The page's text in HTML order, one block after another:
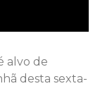
alvo de
desta sexta-